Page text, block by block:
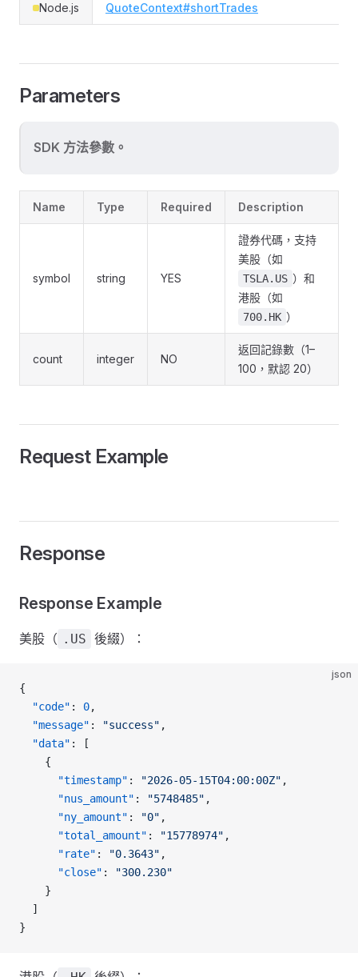
Node.js QuoteContext#shortTrades
Parameters
SDK 方法參數。
Name Type Required Description
symbol string YES
證券代碼，支持
美股（如
TSLA.US ）和
港股（如
700.HK ）
count integer NO
返回記錄數（1–
100，默認 20）
Request Example
Response
Response Example
美股（ .US 後綴）：
json
{
  "code"
: 0,
  "message"
: "success" ,
  "data"
: [
    {
      "timestamp"
: "2026-05-15T04:00:00Z" ,
      "nus_amount"
: "5748485" ,
      "ny_amount"
: "0" ,
      "total_amount"
: "15778974" ,
      "rate"
: "0.3643" ,
      "close"
:
"300.230"
    }
  ]
}